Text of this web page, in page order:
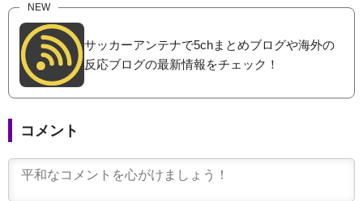
NEW
サッカーアンテナで5chまとめブログや海外の
反応ブログの最新情報をチェック！
コメント